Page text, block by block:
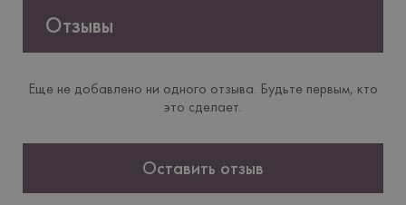
Отзывы
Еще не добавлено ни одного отзыва. Будьте первым, кто
это сделает.
Оставить отзыв